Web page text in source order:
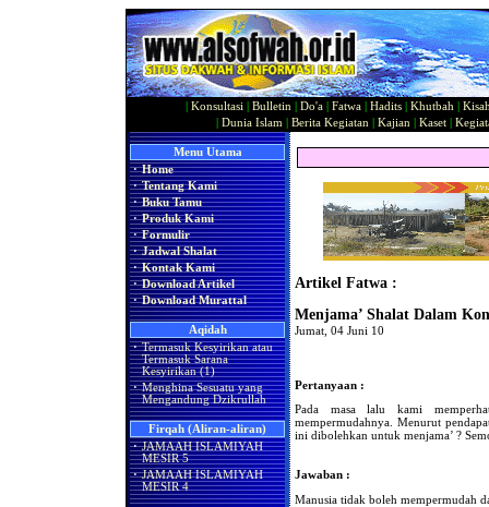
Konsultasi Bulletin Do'a Fatwa Hadits Khutbah
Dunia Islam Berita Kegiatan Kajian Kaset|
Menu Utama
· Home
· Tentang Kami
· Buku Tamu
· Produk Kami
· Formulir
· Jadwal Shalat
· Kontak Kami
· Download Artikel
· Download Murattal
Aqidah
· Termasuk Kesyirikan atau
Termasuk Sarana
Kesyirikan (1)
· Menghina Sesuatu yang
Mengandung Dzikrullah
Firqah (Aliran-aliran)
· JAMAAH ISLAMIYAH
MESIR 5
· JAMAAH ISLAMIYAH
MESIR 4
Artikel Fatwa :
Menjama’ Shalat Dalam
Jumat, 04 Juni 10
Pertanyaan :
Pada masa lalu kami
mempermudahnya. Menurut
ini dibolehkan untuk menjama’ ?
Jawaban :
Manusia tidak boleh mempermudah